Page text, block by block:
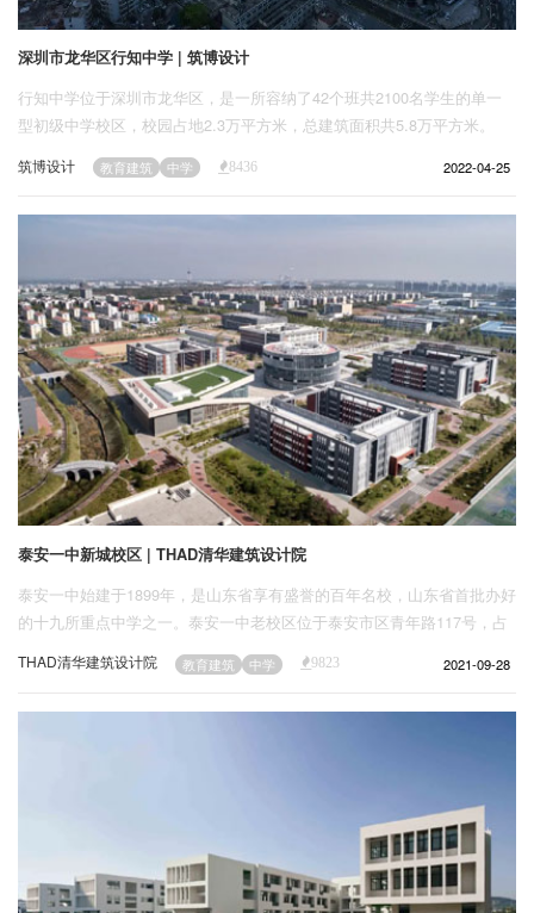
深圳市龙华区行知中学 | 筑博设计
行知中学位于深圳市龙华区，是一所容纳了42个班共2100名学生的单一
型初级中学校区，校园占地2.3万平方米，总建筑面积共5.8万平方米。
筑博设计 教育建筑 中学 8436 2022-04-25
泰安一中新城校区 | THAD清华建筑设计院
泰安一中始建于1899年，是山东省享有盛誉的百年名校，山东省首批办好
的十九所重点中学之一。泰安一中老校区位于泰安市区青年路117号，占
校区。
THAD清华建筑设计院 教育建筑 中学 9823 2021-09-28